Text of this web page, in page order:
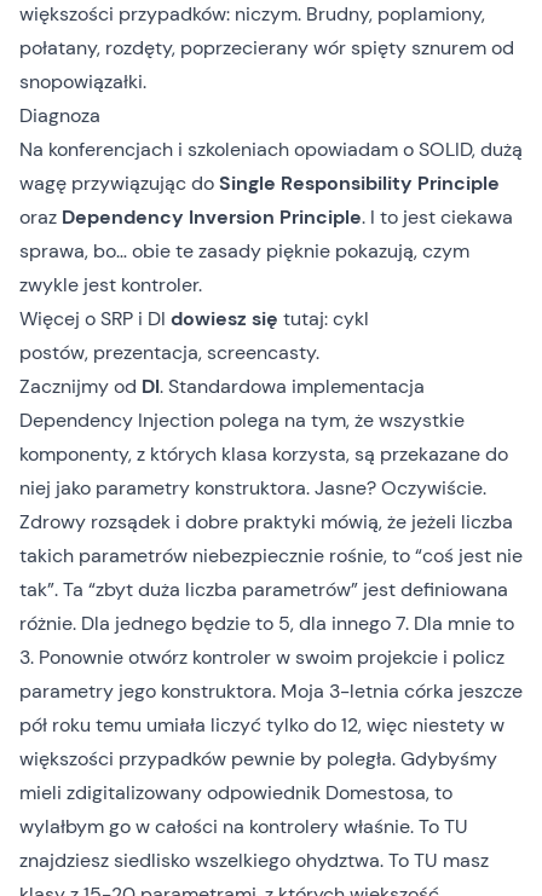
większości przypadków: niczym. Brudny, poplamiony,
połatany, rozdęty, poprzecierany wór spięty sznurem od
snopowiązałki.
Diagnoza
Na konferencjach i szkoleniach opowiadam o SOLID, dużą
wagę przywiązując doSingle Responsibility Principle
oraz Dependency Inversion Principle. I to jest ciekawa
sprawa, bo… obie te zasady pięknie pokazują, czym
zwykle jest kontroler.
Więcej o SRP i DI dowiesz się tutaj:cykl
postów, prezentacja,screencasty.
Zacznijmy od DI. Standardowa implementacja
Dependency Injection polega na tym, że wszystkie
komponenty, z których klasa korzysta, są przekazane do
niej jako parametry konstruktora. Jasne? Oczywiście.
Zdrowy rozsądek i dobre praktyki mówią, że jeżeli liczba
takich parametrów niebezpiecznie rośnie, to “coś jest nie
tak”. Ta “zbyt duża liczba parametrów” jest definiowana
różnie. Dla jednego będzie to 5, dla innego 7. Dla mnie to
3. Ponownie otwórz kontroler w swoim projekcie i policz
parametry jego konstruktora. Moja 3-letnia córka jeszcze
pół roku temu umiała liczyć tylko do 12, więc niestety w
większości przypadków pewnie by poległa. Gdybyśmy
mieli zdigitalizowany odpowiednik Domestosa, to
wylałbym go w całości na kontrolery właśnie. To TU
znajdziesz siedlisko wszelkiego ohydztwa. To TU masz